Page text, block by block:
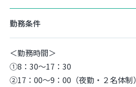
勤務条件
＜勤務時間＞
①8：30～17：30
②17：00～9：00（夜勤・２名体制）